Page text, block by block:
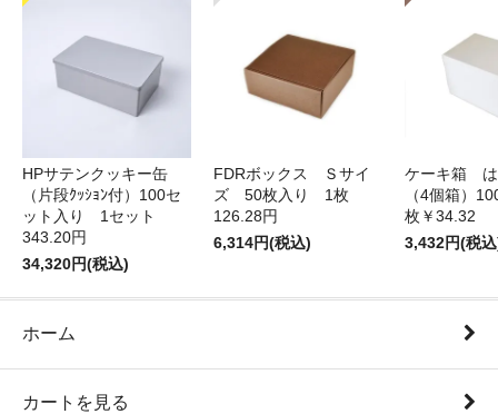
HPサテンクッキー缶
（片段ｸｯｼｮﾝ付）100セ
ット入り 1セット
343.20円
34,320円(税込)
FDRボックス Ｓサイ
ズ 50枚入り 1枚
126.28円
6,314円(税込)
ケーキ箱 は
（4個箱）
枚￥34.32
3,432円(税
ホーム
カートを見る